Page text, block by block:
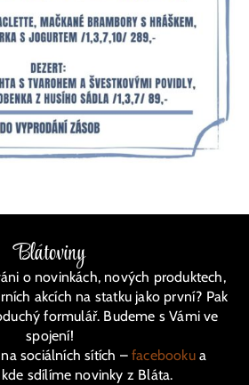
Blátoviny
o novinkách, nových produktech,
akcích na statku jako první? Pak
formulář. Budeme s Vámi ve
spojení!
sociálních sítích – facebookua
kde sdílíme novinky z Bláta.